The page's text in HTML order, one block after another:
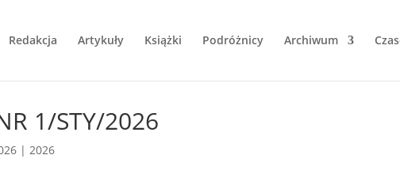
Redakcja Artykuły Książki Podróżnicy Archiwum
1/STY/2026
| 2026